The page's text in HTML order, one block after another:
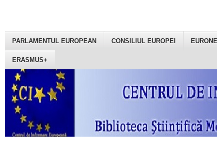
PARLAMENTUL EUROPEAN CONSILIUL EUROPEI
ERASMUS+